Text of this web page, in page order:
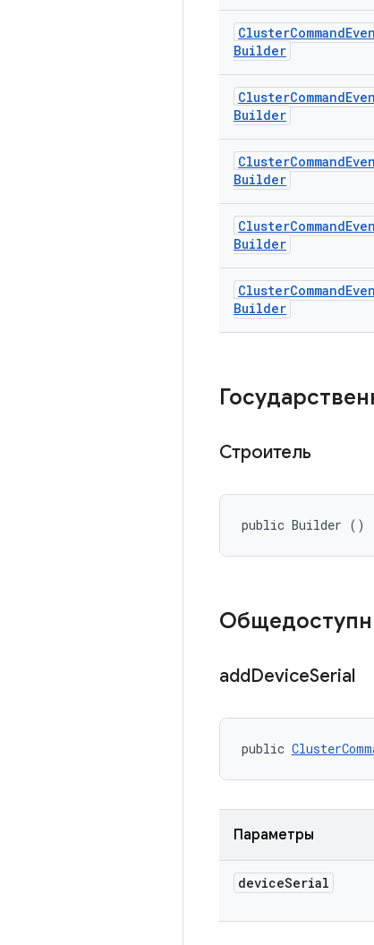
ClusterCommand
Builder
ClusterCommand
Builder
ClusterCommand
Builder
ClusterCommand
Builder
ClusterCommand
Builder
Строитель
public Builder ()
addDeviceSerial
public
Параметры
deviceSerial